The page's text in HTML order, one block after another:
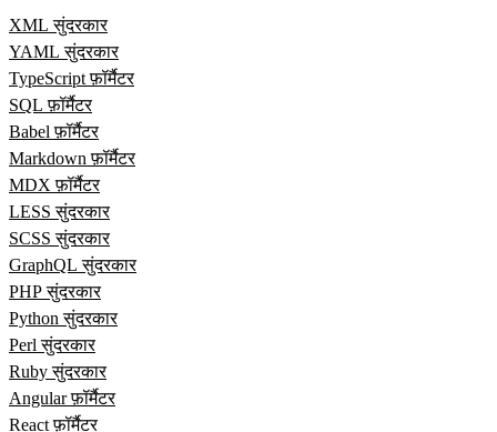
XML सुंदरकार
YAML सुंदरकार
TypeScript फ़ॉर्मैटर
SQL फ़ॉर्मैटर
Babel फ़ॉर्मैटर
Markdown फ़ॉर्मैटर
MDX फ़ॉर्मैटर
LESS सुंदरकार
SCSS सुंदरकार
GraphQL सुंदरकार
PHP सुंदरकार
Python सुंदरकार
Perl सुंदरकार
Ruby सुंदरकार
Angular फ़ॉर्मैटर
React फ़ॉर्मैटर